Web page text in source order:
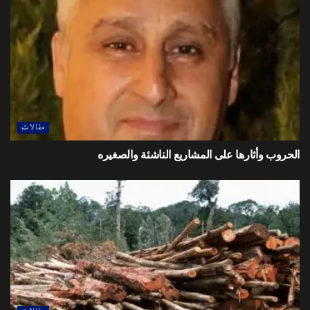
التحوُّل إلى استخدام الكهرباء في تشغيل المركبات الخاصة والتجارية، وتوفير بنية
تحتية كافية لشحن الكهرباء، وعمل اصلاحات تضمن التحوُّل العادل للمناطق
والمجتمعات المحلية الأكثر تأثُّراً بالتحوُّل بعيدا عن أنواع الوقود الأحفوري، ووضع
حزمة شاملة من السياسات العمالية تتضمن التدريب، وتعلُّم مهارات جديدة،
وكذلك التعويض للعمال الذين يتم تسريحهم.
وإصلاح أنظمة الدعم لاستخدام المياه، واستخدام الطاقة في الري، وإنتاج الأسمدة
من أجل دعم الاستخدام منخفض الكربون للأراضي في الزراعة، استخدام
مكافآت التعويض عن الآثار على المنظومة الإيكولوجية، واستحداث نظام للتأمين
ضد مخاطر الكوارث المتصلة بالسوق والأحوال الجوية للتشجيع على تعزيز
الاستثمار في بالوعات الكربون والقدرة على الصمود في وجه تغير المناخ، وتوسيع
النظام الحالي للاتجار في الانبعاثات في قطاع الكهرباء ليشمل قطاعات أخرى
منخفضة الكربون مثل الصلب، والحديد، والإسمنت، والتحول تدريجيا إلى فرض
حد أقصى لسقوف الانبعاثات، والتشجيع على تبنِّي إستراتيجيات مؤسسية منخفضة
الكربون في منشآت الأعمال المملوكة للدولة، من خلال اعتماد أساليب حساب
انبعاثات الكربون ووضع مستويات مستهدفة لها لدعم الأهداف الوطنية و إنشاء
نظام عالي الجودة لحساب الانبعاثات المؤسسية، وفرْض إعداد التقارير المالية
مقالات
الحروب وأثارها على المشاريع الناشئة والصغيره